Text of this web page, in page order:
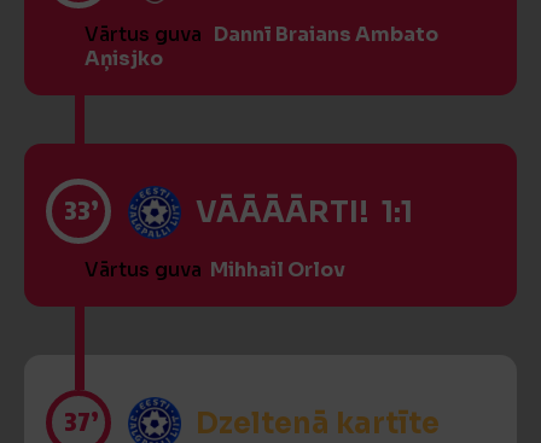
Vārtus guva Dannī Braians Ambato
Aņisjko
33’ VĀĀĀĀRTI! 1:1
Vārtus guva Mihhail Orlov
37’ Dzeltenā kartīte